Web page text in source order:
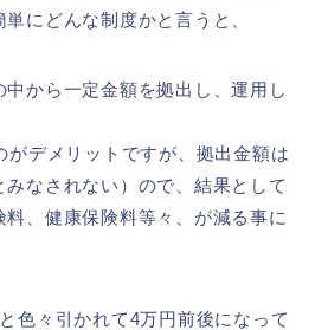
にどんな制度かと言うと、
から一定金額を拠出し、運用し
がデメリットですが、拠出金額は
なされない）ので、結果として
料、健康保険料等々、が減る事に
色々引かれて4万円前後になって